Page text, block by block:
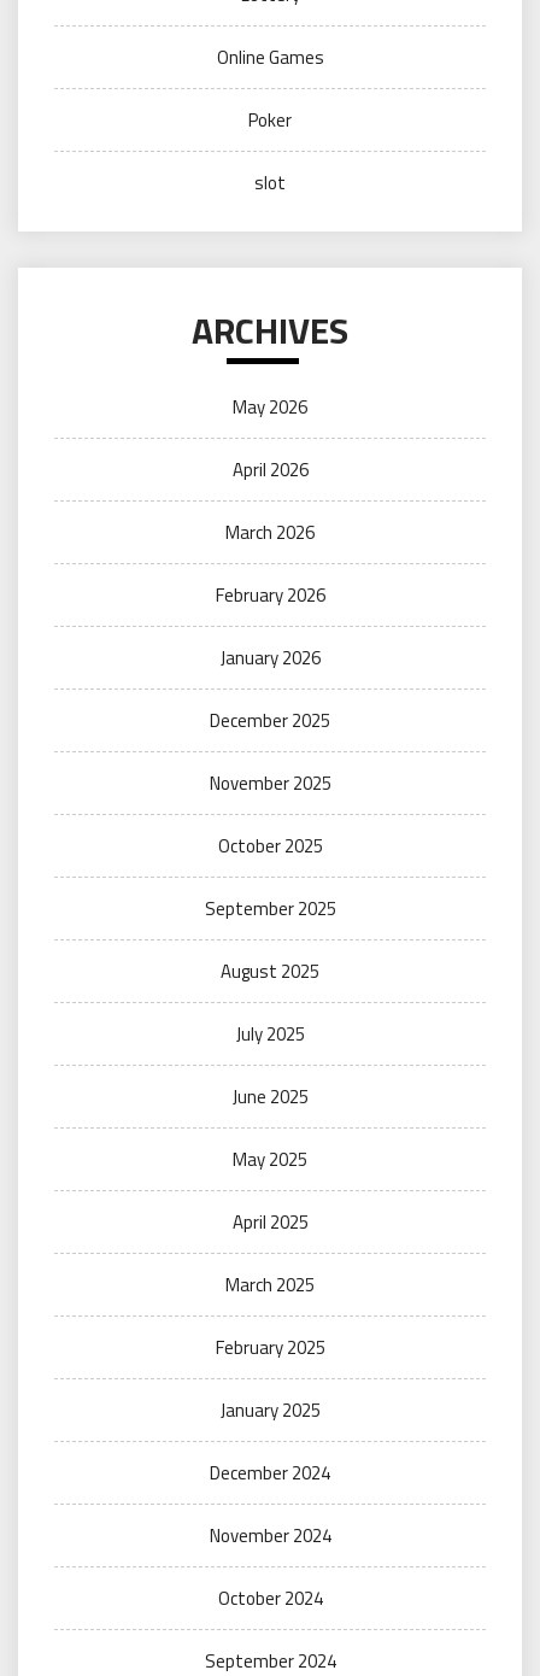
Online Games
Poker
slot
ARCHIVES
May 2026
April 2026
March 2026
February 2026
January 2026
December 2025
November 2025
October 2025
September 2025
August 2025
July 2025
June 2025
May 2025
April 2025
March 2025
February 2025
January 2025
December 2024
November 2024
October 2024
September 2024